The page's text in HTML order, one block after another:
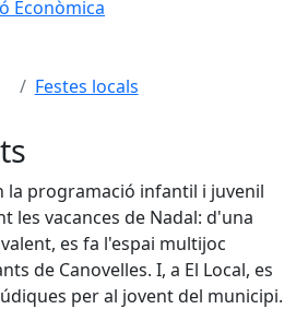
Econòmica
Festes locals
la programació infantil i juvenil
les vacances de Nadal: d'una
es fa l'espai multijoc
de Canovelles. I, a El Local, es
per al jovent del municipi.